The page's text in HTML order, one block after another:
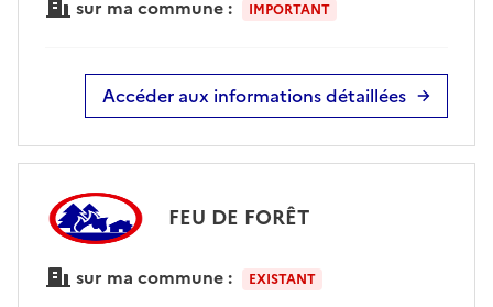
sur ma commune : IMPORTANT
Accéder aux informations détaillées
FEU DE FORÊT
sur ma commune : EXISTANT